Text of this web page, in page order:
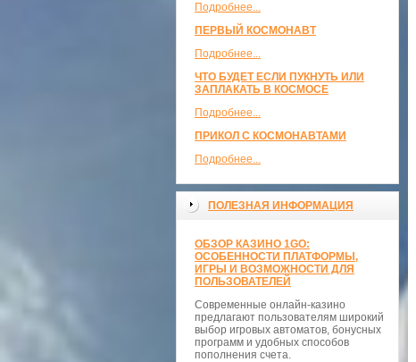
Подробнее...
ПЕРВЫЙ КОСМОНАВТ
Подробнее...
ЧТО БУДЕТ ЕСЛИ ПУКНУТЬ ИЛИ
ЗАПЛАКАТЬ В КОСМОСЕ
Подробнее...
ПРИКОЛ С КОСМОНАВТАМИ
Подробнее...
ПОЛЕЗНАЯ ИНФОРМАЦИЯ
ОБЗОР КАЗИНО 1GO:
ОСОБЕННОСТИ ПЛАТФОРМЫ,
ИГРЫ И ВОЗМОЖНОСТИ ДЛЯ
ПОЛЬЗОВАТЕЛЕЙ
Современные онлайн-казино
предлагают пользователям широкий
выбор игровых автоматов, бонусных
программ и удобных способов
пополнения счета.